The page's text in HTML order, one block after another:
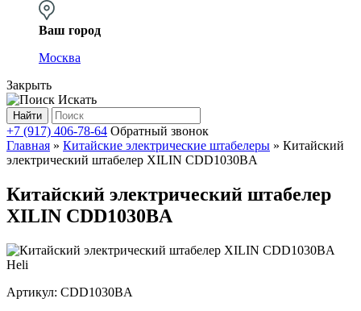
Ваш город
Москва
Закрыть
Искать
Найти
+7 (917) 406-78-64 Обратный звонок
Главная » Китайские электрические штабелеры » Китайский
электрический штабелер XILIN CDD1030BA
Китайский электрический штабелер
XILIN CDD1030BA
Heli
Артикул: CDD1030BA